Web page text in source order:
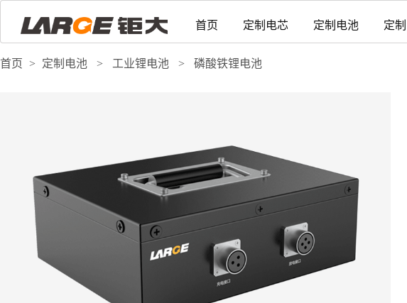
首页 定制电芯 定制电池 定
首页 > 定制电池 > 工业锂电池 > 磷酸铁锂电池